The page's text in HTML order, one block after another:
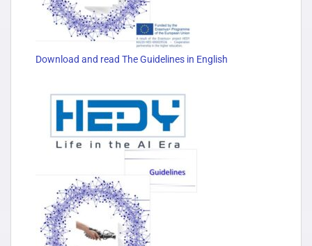
Download and read The Guidelines in English